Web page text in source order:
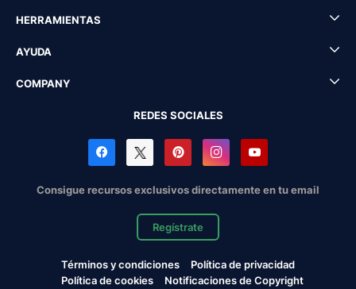
HERRAMIENTAS
AYUDA
COMPANY
REDES SOCIALES
Consigue recursos exclusivos directamente en tu email
Regístrate
Términos y condiciones
Política de privacidad
Política de cookies
Notificaciones de Copyright